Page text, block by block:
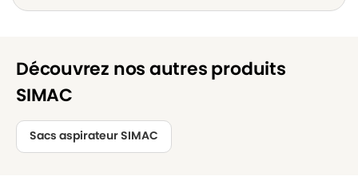
Découvrez nos autres produits
SIMAC
Sacs aspirateur SIMAC